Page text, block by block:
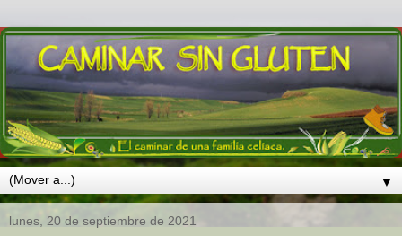
▼
lunes, 20 de septiembre de 2021